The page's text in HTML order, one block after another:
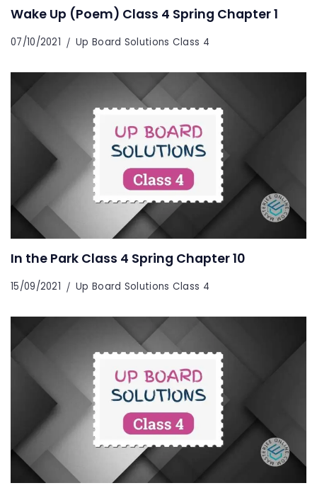
Wake Up (Poem) Class 4 Spring Chapter 1
07/10/2021 Up Board Solutions Class 4
In the Park Class 4 Spring Chapter 10
15/09/2021 Up Board Solutions Class 4